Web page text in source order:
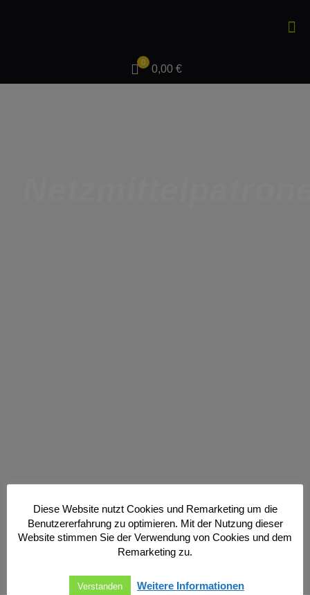
0
0,00 €
FOAM-FAST Netzmittel-
Handrohr D
282,00€
Diese Website nutzt Cookies und Remarketing um die
Benutzererfahrung zu optimieren. Mit der Nutzung dieser
Website stimmen Sie der Verwendung von Cookies und dem
Remarketing zu.
Verstanden Weitere Informationen